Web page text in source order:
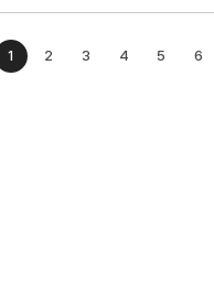
1 2 3 4 5 6